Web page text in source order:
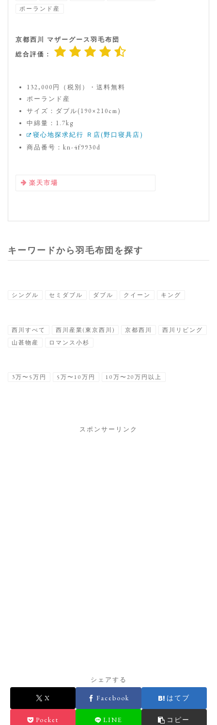
ポーランド産
京都西川 マザーグース羽毛布団
総合評価：
132,000円（税別）・送料無料
ポーランド産
サイズ：ダブル(190×210cm)
中綿量：1.7kg
寝心地探求紀行 Ｒ店(野口寝具店)
商品番号：kn-4f9930d
楽天市場
キーワードから羽毛布団を探す
シングル セミダブル ダブル クイーン キング
西川すべて 西川産業(東京西川) 京都西川
西川リビング
山甚物産
ロマンス小杉
3万〜5万円 5万〜10万円 10万〜20万円以上
スポンサーリンク
シェアする
X Facebook はてブ
Pocket LINE コピー